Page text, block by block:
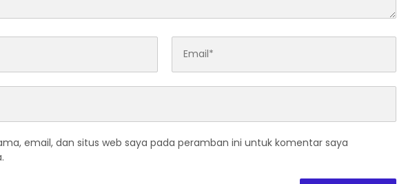
email, dan situs web saya pada peramban ini untuk komentar saya